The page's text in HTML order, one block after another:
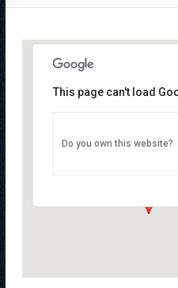
Pulttitie 16 -
This page can't load
Do you own this website?